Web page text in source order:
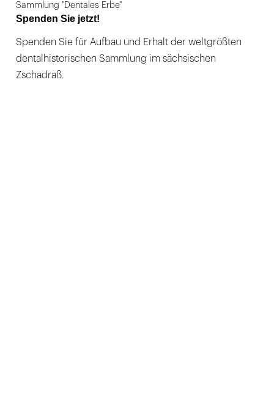
Sammlung "Dentales Erbe"
Spenden Sie jetzt!
Spenden Sie für Aufbau und Erhalt der weltgrößten
dentalhistorischen Sammlung im sächsischen
Zschadraß.